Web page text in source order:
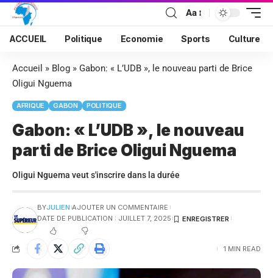
Aa
ACCUEIL Politique Economie Sports Culture
Accueil » Blog » Gabon: « L’UDB », le nouveau parti de Brice
Oligui Nguema
AFRIQUE GABON POLITIQUE
Gabon: « L’UDB », le nouveau
parti de Brice Oligui Nguema
Oligui Nguema veut s'inscrire dans la durée
BYJULIEN AJOUTER UN COMMENTAIRE
DATE DE PUBLICATION : JUILLET 7, 2025
1 MIN READ